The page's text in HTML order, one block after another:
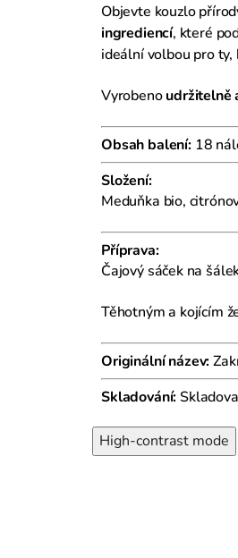
Objevte kouzlo
ingrediencí, které
ideální volbou pro
Vyrobenoudržitelně
Obsah balení:18
Složení:
Meduňka bio,
Příprava:
Čajový sáček na
Těhotným a kojícím
Originální název:
Skladování:
High-contrast mode